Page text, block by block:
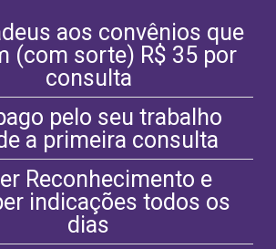
aos convênios que
(com sorte) R$ 35 por
consulta
pelo seu trabalho
a primeira consulta
Reconhecimento e
indicações todos os
dias